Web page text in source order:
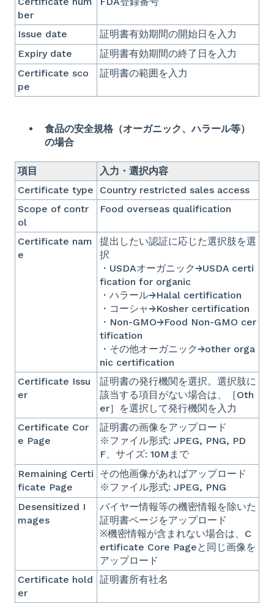
ber
Issue date
証明書有効期間の開始日を入力
Expiry date
証明書有効期間の終了日を入力
Certificate sco
pe
証明書の範囲を入力
食品の安全規格（オーガニック、ハラール等）
の場合
項目
入力・選択内容
Certificate type
Country restricted sales access
Scope of contr
ol
Food overseas qualification
Certificate nam
e
提出したい認証に応じた選択肢を選
択
・USDAオーガニック→USDA certi
fication for organic
・ハラール→Halal certification
・コーシャ→Kosher certification
・Non-GMO→Food Non-GMO cer
tification
・その他オーガニック→other orga
nic certification
Certificate Issu
er
証明書の発行機関を選択。選択肢に
該当する項目がない場合は、［Oth
er］を選択して発行機関を入力
Certificate Cor
e Page
証明書の画像をアップロード
※ファイル形式: JPEG, PNG, PD
F、サイズ: 10Mまで
Remaining Certi
ficate Page
その他画像があればアップロード
※ファイル形式: JPEG, PNG
Desensitized I
mages
バイヤー情報等の機密情報を除いた
証明書ページをアップロード
※機密情報が含まれない場合は、C
ertificate Core Pageと同じ画像を
アップロード
Certificate hold
er
証明書所有社名